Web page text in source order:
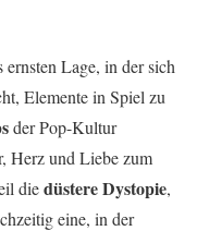
Lage, in der sich
Elemente in Spiel zu
der Pop-Kultur
Herz und Liebe zum
diedüstere Dystopie,
eine, in der